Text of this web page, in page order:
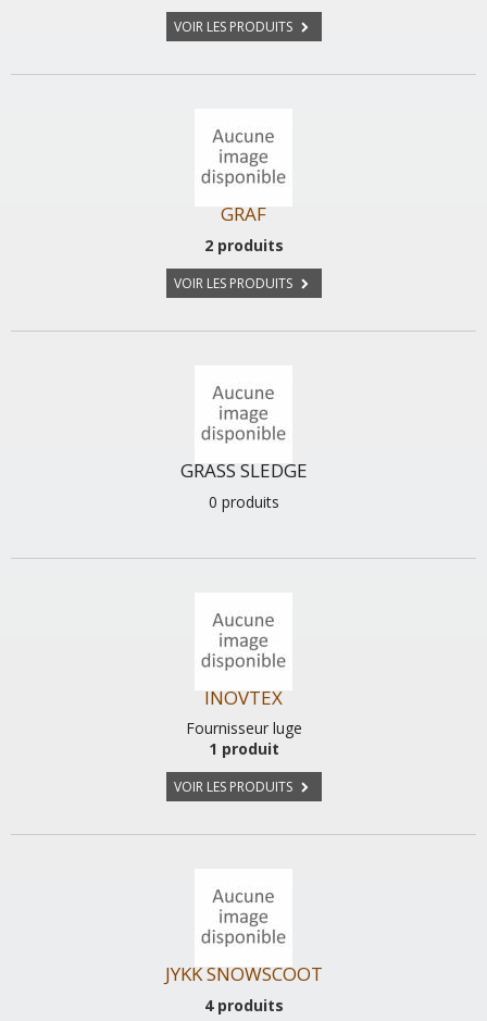
VOIR LES PRODUITS
GRAF
2 produits
VOIR LES PRODUITS
GRASS SLEDGE
0 produits
INOVTEX
Fournisseur luge
1 produit
VOIR LES PRODUITS
JYKK SNOWSCOOT
4 produits